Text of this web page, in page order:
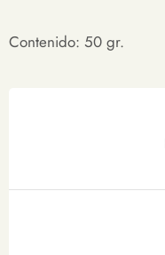
Contenido: 50 gr.